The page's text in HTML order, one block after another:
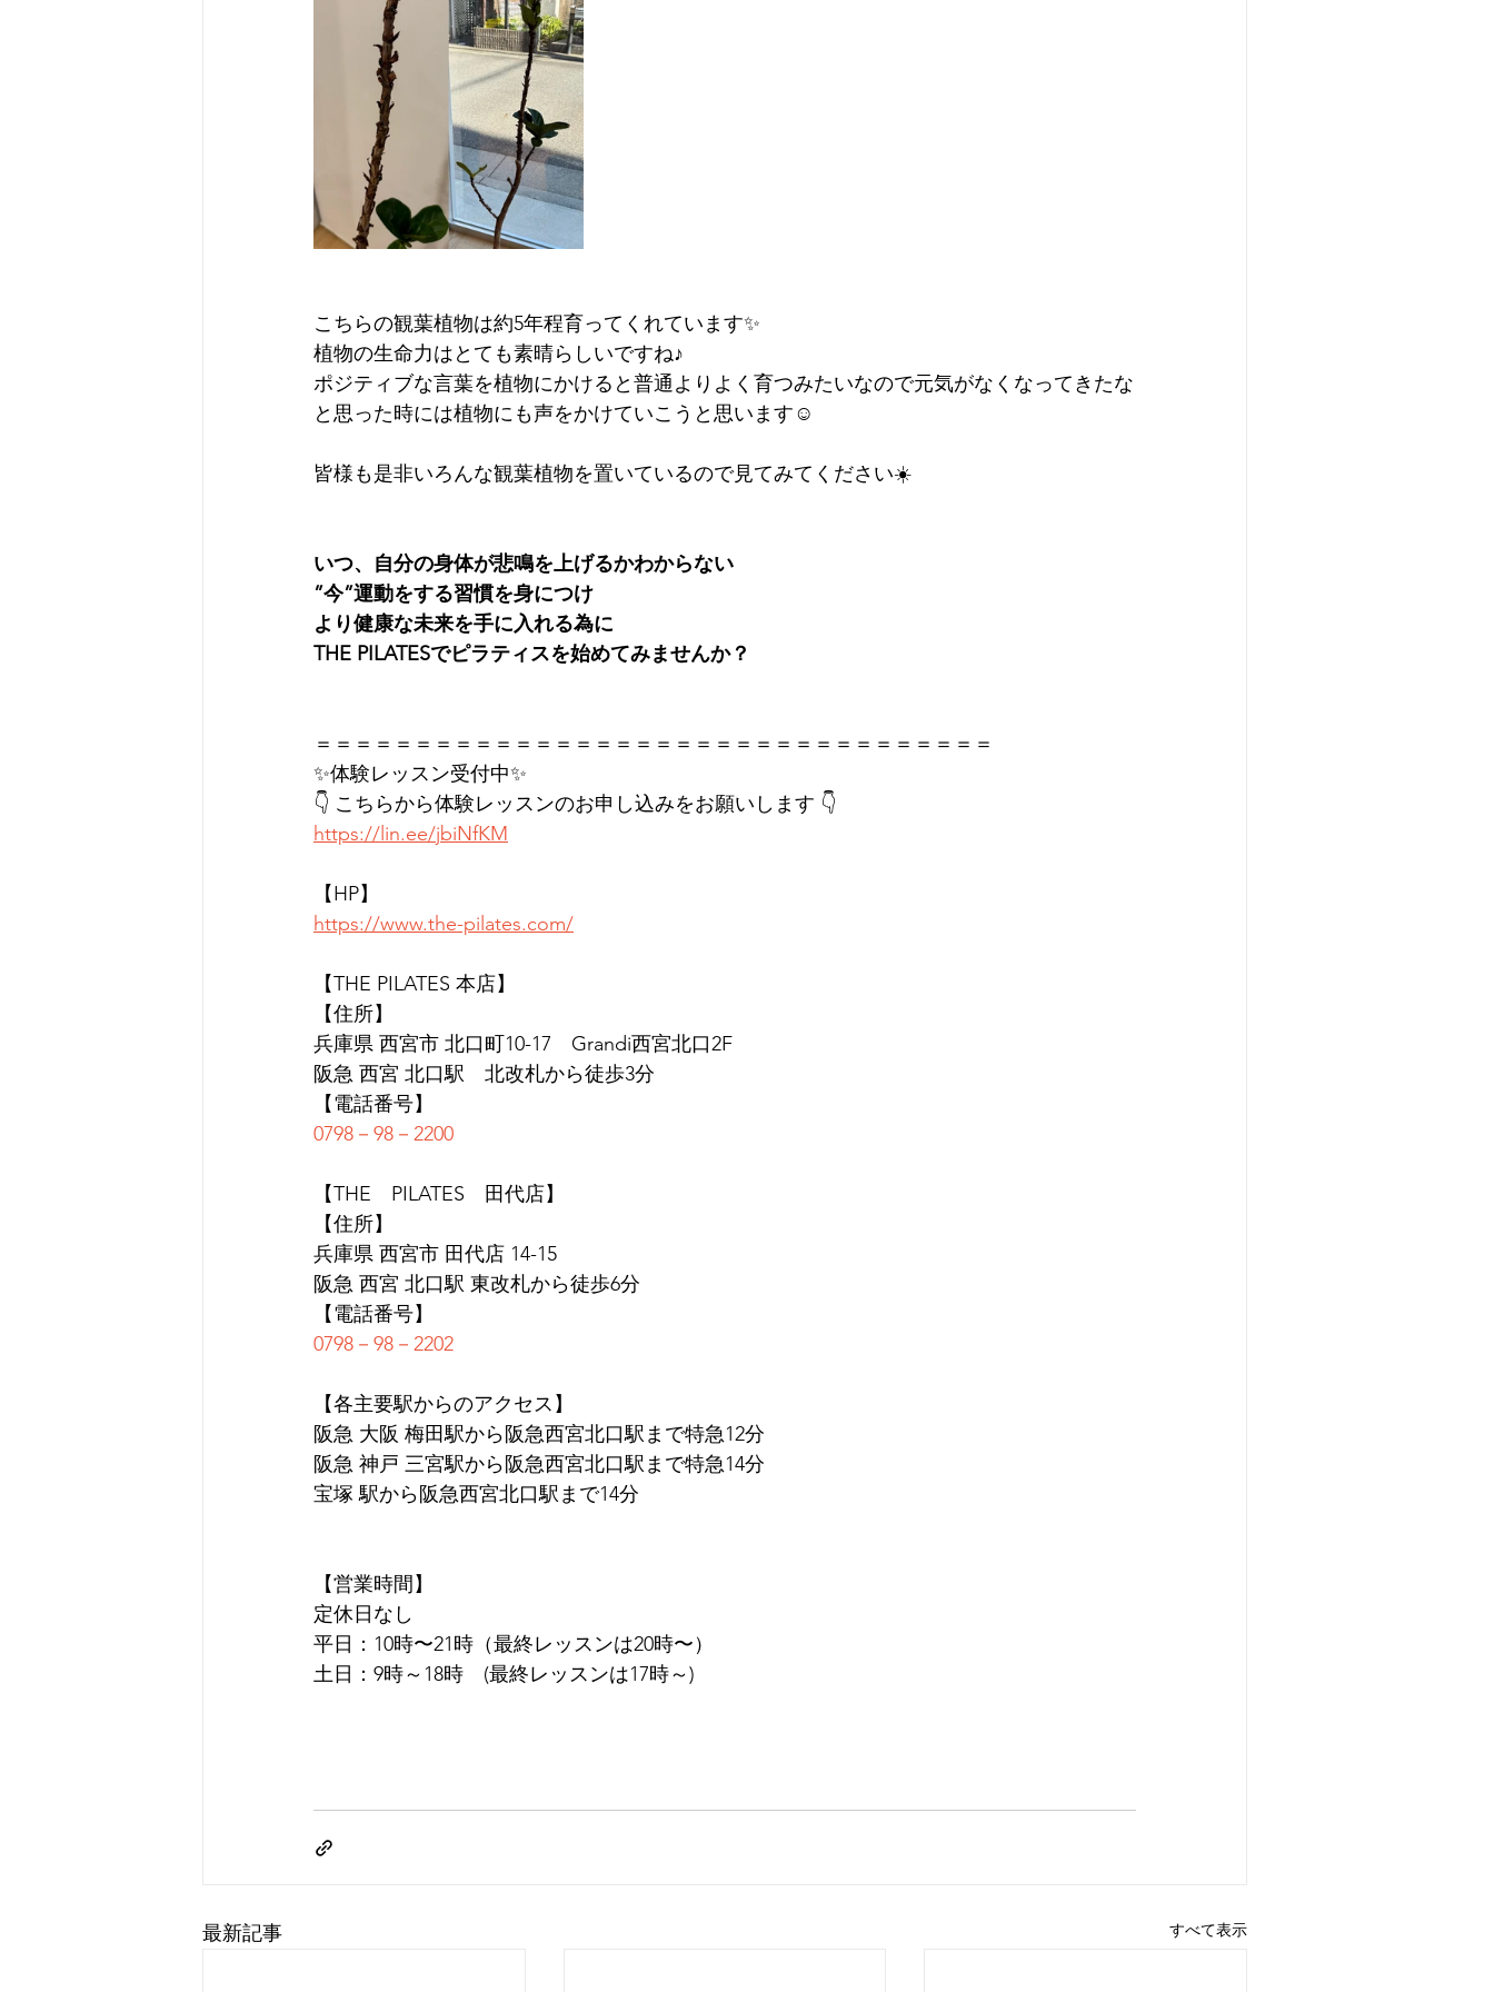
こちらの観葉植物は約5年程育ってくれています✨
植物の生命力はとても素晴らしいですね♪
ポジティブな言葉を植物にかけると普通よりよく育つみたいなので元気がなくなってきたな
と思った時には植物にも声をかけていこうと思います☺️
皆様も是非いろんな観葉植物を置いているので見てみてください☀️
いつ、自分の身体が悲鳴を上げるかわからない
”今”運動をする習慣を身につけ
より健康な未来を手に入れる為に
THE PILATESでピラティスを始めてみませんか？
＝＝＝＝＝＝＝＝＝＝＝＝＝＝＝＝＝＝＝＝＝＝＝＝＝＝＝＝＝＝＝＝＝＝
✨体験レッスン受付中✨
👇 こちらから体験レッスンのお申し込みをお願いします 👇
https://lin.ee/jbiNfKM
【HP】
https://www.the-pilates.com/
【THE PILATES 本店】
【住所】
兵庫県 西宮市 北口町10-17　Grandi西宮北口2F
阪急 西宮 北口駅　北改札から徒歩3分
【電話番号】
0798－98－2200
【THE　PILATES　田代店】
【住所】
兵庫県 西宮市 田代店 14-15
阪急 西宮 北口駅 東改札から徒歩6分
【電話番号】
0798－98－2202
【各主要駅からのアクセス】
阪急 大阪 梅田駅から阪急西宮北口駅まで特急12分
阪急 神戸 三宮駅から阪急西宮北口駅まで特急14分
宝塚 駅から阪急西宮北口駅まで14分
【営業時間】
定休日なし
平日：10時〜21時（最終レッスンは20時〜）
土日：9時～18時　(最終レッスンは17時～)
最新記事 すべて表示